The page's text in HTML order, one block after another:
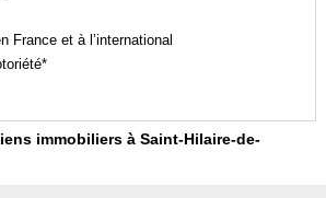
France et à l’international
et innovants
partout en France seront vos
pour un suivi personnalisé et de qualité tout
immobiliers à Saint-Hilaire-de-